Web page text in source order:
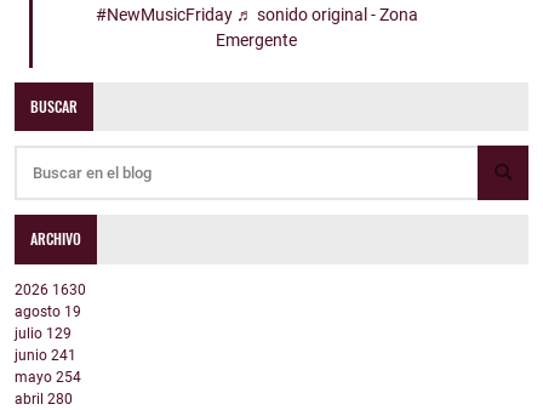
#NewMusicFriday ♬ sonido original - Zona
Emergente
BUSCAR
ARCHIVO
2026 1630
agosto 19
julio 129
junio 241
mayo 254
abril 280